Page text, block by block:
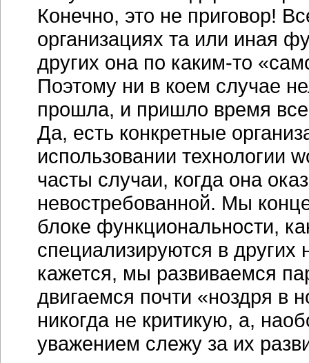
Конечно, это не приговор!
организациях та или иная
других она по каким-то
Поэтому ни в коем случае
прошла, и пришло время
Да, есть конкретные
использовании технологии
часты случаи, когда она
невостребованной. Мы
блоке функциональности,
специализируются в
кажется, мы развиваемся
двигаемся почти «ноздря в
никогда не критикую, а,
уважением слежу за их